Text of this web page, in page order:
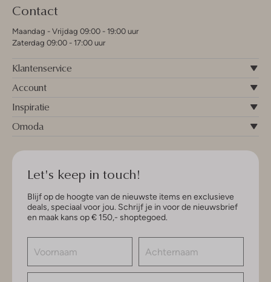
Contact
Maandag - Vrijdag 09:00 - 19:00 uur
Zaterdag 09:00 - 17:00 uur
Klantenservice
Account
Inspiratie
Omoda
Let's keep in touch!
Blijf op de hoogte van de nieuwste items en exclusieve
deals, speciaal voor jou. Schrijf je in voor de nieuwsbrief
en maak kans op € 150,- shoptegoed.